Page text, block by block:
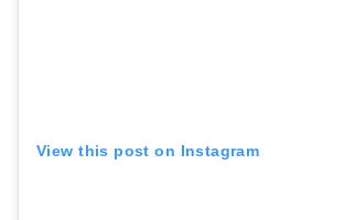
View this post on Instagram